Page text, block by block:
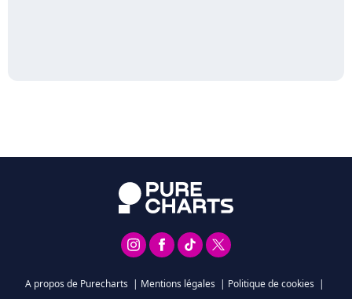
A propos de Purecharts | Mentions légales | Politique de cookies |